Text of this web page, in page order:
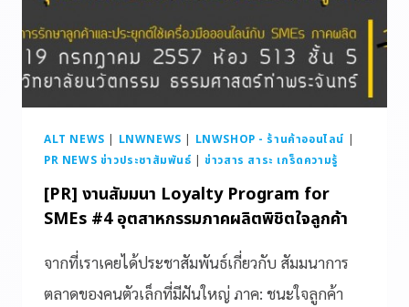
ALT NEWS | LNWNEWS | LNWSHOP - ร้านค้าออนไลน์ |
PR NEWS ข่าวประชาสัมพันธ์ |ข่าวสาร สาระ เกร็ดความรู้
[PR] งานสัมมนา Loyalty Program for
SMEs #4 อุตสาหกรรมภาคผลิตพิชิตใจลูกค้า
จากที่เราเคยได้ประชาสัมพันธ์เกี่ยวกับ สัมมนาการ
ตลาดของคนตัวเล็กที่มีฝันใหญ่ ภาค: ชนะใจลูกค้า